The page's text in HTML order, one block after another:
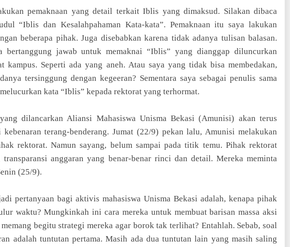
pemaknaan yang detail terkait Iblis yang dimaksud. Silakan dibaca
“Iblis dan Kesalahpahaman Kata-kata”. Pemaknaan itu saya lakukan
beberapa pihak. Juga disebabkan karena tidak adanya tulisan balasan.
bertanggung jawab untuk memaknai “Iblis” yang dianggap diluncurkan
kampus. Seperti ada yang aneh. Atau saya yang tidak bisa membedakan,
tersinggung dengan kegeeran? Sementara saya sebagai penulis sama
kata “Iblis” kepada rektorat yang terhormat.
dilancarkan Aliansi Mahasiswa Unisma Bekasi (Amunisi) akan terus
kebenaran terang-benderang. Jumat (22/9) pekan lalu, Amunisi melakukan
rektorat. Namun sayang, belum sampai pada titik temu. Pihak rektorat
anggaran yang benar-benar rinci dan detail. Mereka meminta
(25/9).
pertanyaan bagi aktivis mahasiswa Unisma Bekasi adalah, kenapa pihak
waktu? Mungkinkah ini cara mereka untuk membuat barisan massa aksi
begitu strategi mereka agar borok tak terlihat? Entahlah. Sebab, soal
adalah tuntutan pertama. Masih ada dua tuntutan lain yang masih saling